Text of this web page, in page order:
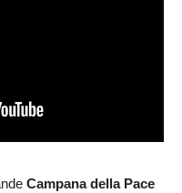
Campana della Pace